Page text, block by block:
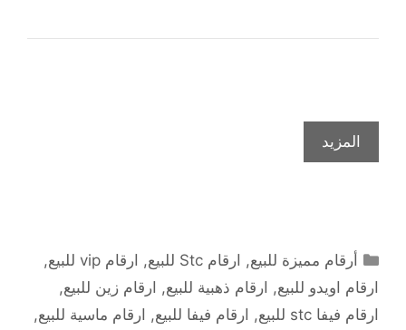
المزيد
التصنيفات
أرقام مميزة للبيع, ارقام Stc للبيع , ارقام vip للبيع
,
ارقام اويدو للبيع, ارقام ذهبية للبيع, ارقام زين للبيع,
ارقام فيفا stc للبيع
, ارقام فيفا للبيع, ارقام ماسية للبيع,